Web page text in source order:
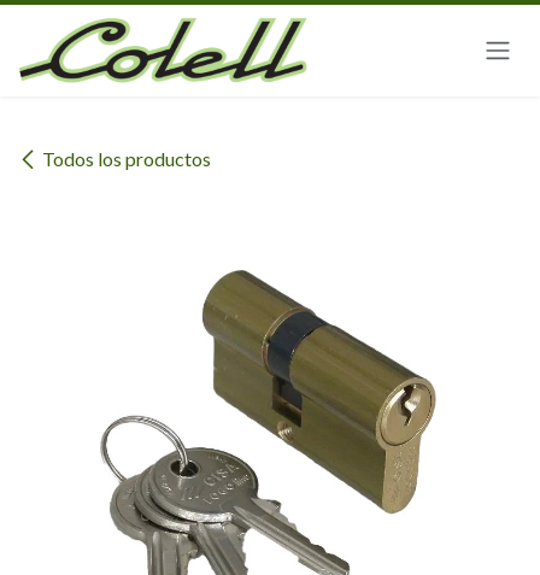
Ir al contenido
Todos los productos